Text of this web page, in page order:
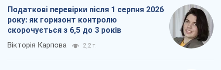
Податкові перевірки після 1 серпня 2026
року: як горизонт контролю
скорочується з 6,5 до 3 років
Вікторія Карпова 2,2 т.